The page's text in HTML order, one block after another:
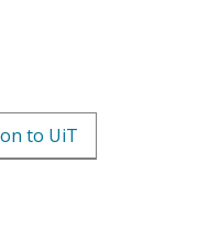
to UiT